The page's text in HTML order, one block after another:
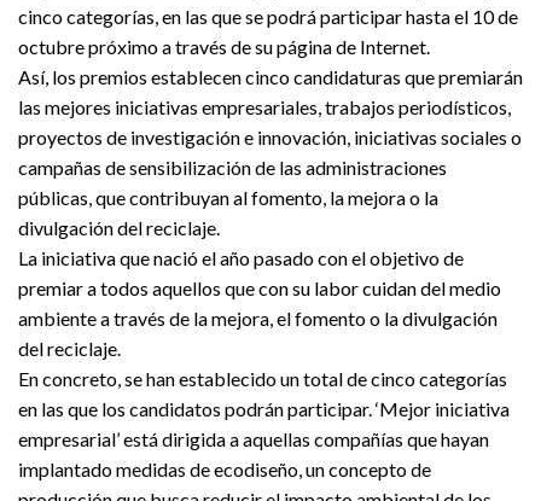
cinco categorías, en las que se podrá participar hasta el 10 de
octubre próximo a través de su página de Internet.
Así, los premios establecen cinco candidaturas que premiarán
las mejores iniciativas empresariales, trabajos periodísticos,
proyectos de investigación e innovación, iniciativas sociales o
campañas de sensibilización de las administraciones
públicas, que contribuyan al fomento, la mejora o la
divulgación del reciclaje.
La iniciativa que nació el año pasado con el objetivo de
premiar a todos aquellos que con su labor cuidan del medio
ambiente a través de la mejora, el fomento o la divulgación
del reciclaje.
En concreto, se han establecido un total de cinco categorías
en las que los candidatos podrán participar. ‘Mejor iniciativa
empresarial’ está dirigida a aquellas compañías que hayan
implantado medidas de ecodiseño, un concepto de